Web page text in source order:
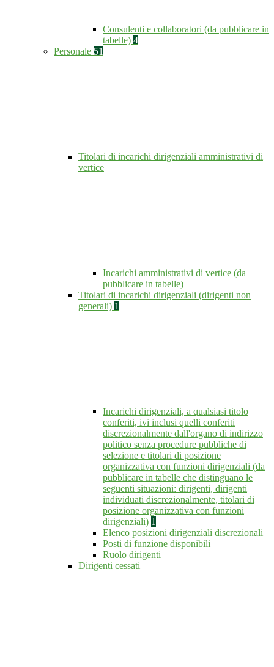
Consulenti e collaboratori (da pubblicare in
tabelle) 4
Personale 51
Titolari di incarichi dirigenziali amministrativi di
vertice
Incarichi amministrativi di vertice (da
pubblicare in tabelle)
Titolari di incarichi dirigenziali (dirigenti non
generali) 1
Incarichi dirigenziali, a qualsiasi titolo
conferiti, ivi inclusi quelli conferiti
discrezionalmente dall'organo di indirizzo
politico senza procedure pubbliche di
selezione e titolari di posizione
organizzativa con funzioni dirigenziali (da
pubblicare in tabelle che distinguano le
seguenti situazioni: dirigenti, dirigenti
individuati discrezionalmente, titolari di
posizione organizzativa con funzioni
dirigenziali) 1
Elenco posizioni dirigenziali discrezionali
Posti di funzione disponibili
Ruolo dirigenti
Dirigenti cessati